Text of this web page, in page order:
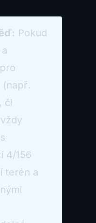
Pokud
(např.
či
4/156
terén a